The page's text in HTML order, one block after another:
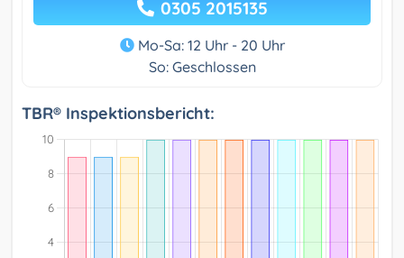
0305 2015135
Mo-Sa: 12 Uhr - 20 Uhr
So: Geschlossen
TBR® Inspektionsbericht: